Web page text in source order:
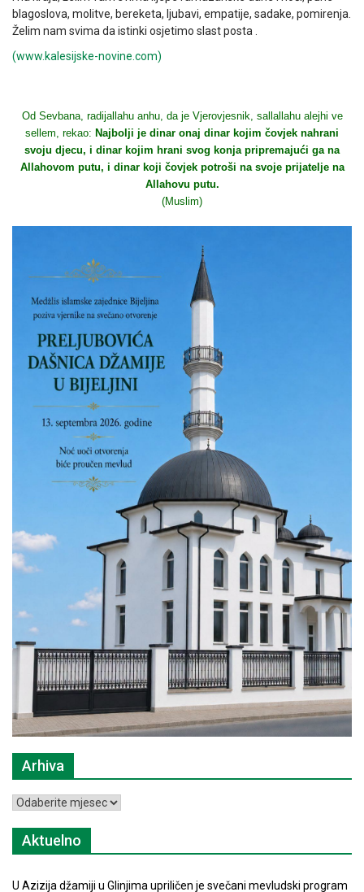
blagoslova, molitve, bereketa, ljubavi, empatije, sadake, pomirenja.
Želim nam svima da istinki osjetimo slast posta .
(www.kalesijske-novine.com)
Od Sevbana, radijallahu anhu, da je Vjerovjesnik, sallallahu alejhi ve
sellem, rekao: Najbolji je dinar onaj dinar kojim čovjek nahrani
svoju djecu, i dinar kojim hrani svog konja pripremajući ga na
Allahovom putu, i dinar koji čovjek potroši na svoje prijatelje na
Allahovu putu.
(Muslim)
Arhiva
Arhiva
Aktuelno
U Azizija džamiji u Glinjima upriličen je svečani mevludski program